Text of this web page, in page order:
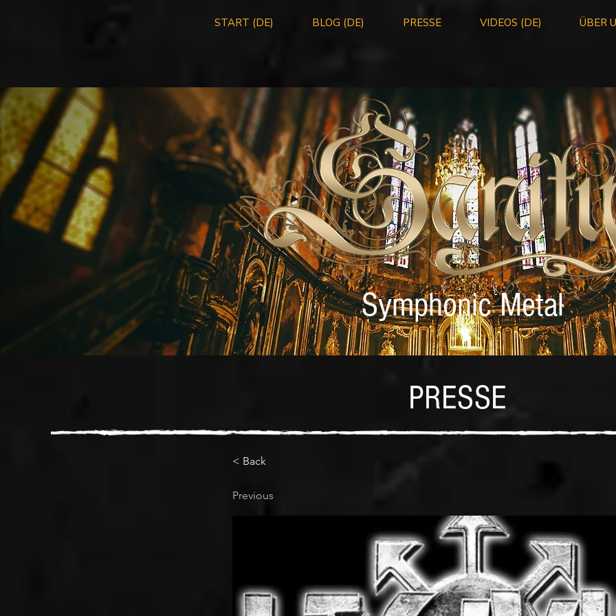
START (DE) BLOG (DE) PRESSE VIDEOS (DE) ÜBER
Symphonic Metal
PRESSE
< Back
Previous